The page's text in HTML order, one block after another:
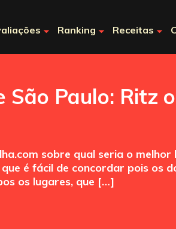
Ranking Receitas
Paulo: Ritz
sobre qual seria o
é fácil de concordar pois os
os lugares, que […]